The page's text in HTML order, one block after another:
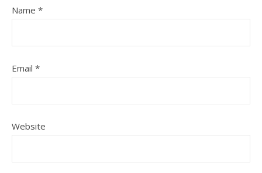
Name *
Email *
Website